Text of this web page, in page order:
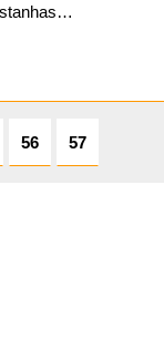
56 57